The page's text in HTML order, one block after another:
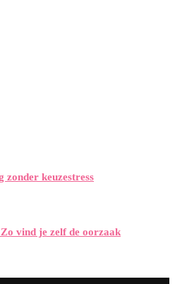
zonder keuzestress
vind je zelf de oorzaak